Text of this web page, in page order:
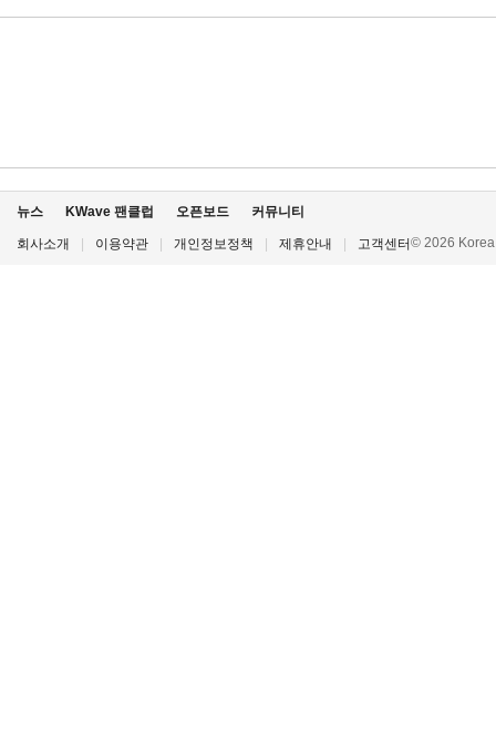
뉴스 KWave 팬클럽 오픈보드 커뮤니티
회사소개 이용약관 개인정보정책 제휴안내 고객센터© 2026